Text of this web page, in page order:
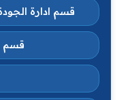
قسم ادارة
قسم